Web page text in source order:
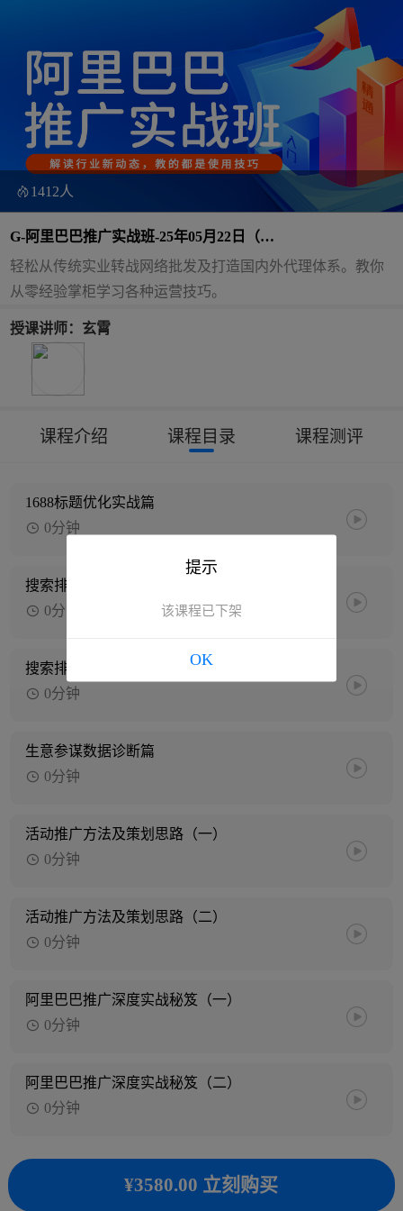
1412人
G-阿里巴巴推广实战班-25年05月22日（双
师）
轻松从传统实业转战网络批发及打造国内外代理体系。教你
从零经验掌柜学习各种运营技巧。
授课讲师：玄霄
课程介绍 课程目录 课程测评
1688标题优化实战篇
0分钟
搜索排名实战之产品优化篇
0分钟
搜索排名实战之总结篇
0分钟
生意参谋数据诊断篇
0分钟
活动推广方法及策划思路（一）
0分钟
活动推广方法及策划思路（二）
0分钟
阿里巴巴推广深度实战秘笈（一）
0分钟
阿里巴巴推广深度实战秘笈（二）
0分钟
¥3580.00 立刻购买
提示
该课程已下架
OK